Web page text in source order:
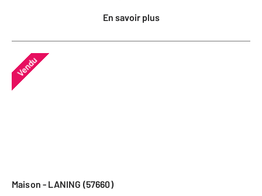
En savoir plus
Vendu
Maison - LANING (57660)